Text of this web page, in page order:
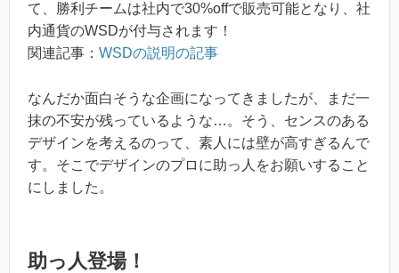
て、勝利チームは社内で30%offで販売可能となり、社
内通貨のWSDが付与されます！
関連記事： WSDの説明の記事
なんだか面白そうな企画になってきましたが、まだ一
抹の不安が残っているような…。そう、センスのある
デザインを考えるのって、素人には壁が高すぎるんで
す。そこでデザインのプロに助っ人をお願いすること
にしました。
助っ人登場！